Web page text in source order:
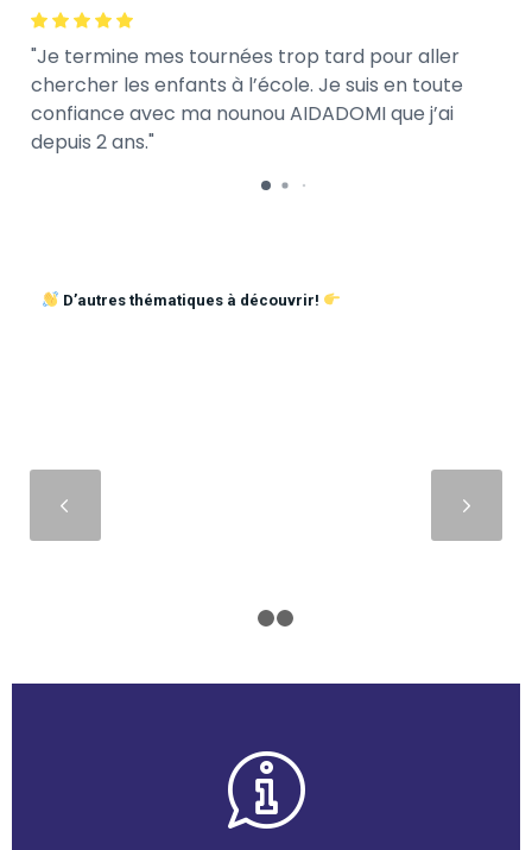
Je termine mes tournées trop tard pour aller
chercher les enfants à l’école. Je suis en toute
confiance avec ma nounou AIDADOMI que j’ai
depuis 2 ans.
D’autres thématiques à découvrir!